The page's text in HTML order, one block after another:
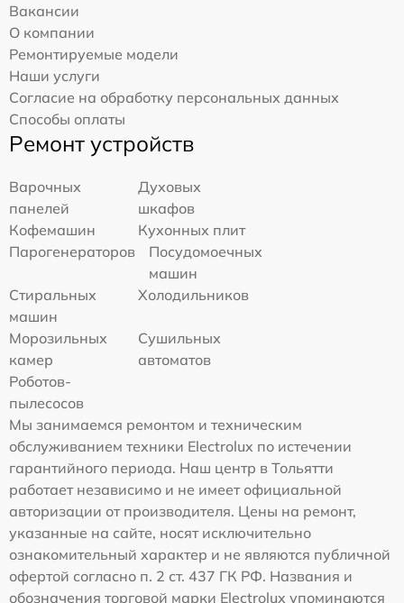
Вакансии
О компании
Ремонтируемые модели
Наши услуги
Согласие на обработку персональных данных
Способы оплаты
Ремонт устройств
Варочных
панелей
Духовых
шкафов
Кофемашин
Кухонных плит
Парогенераторов
Посудомоечных
машин
Стиральных
машин
Холодильников
Морозильных
камер
Сушильных
автоматов
Роботов-
пылесосов
Мы занимаемся ремонтом и техническим
обслуживанием техники Electrolux по истечении
гарантийного периода. Наш центр в Тольятти
работает независимо и не имеет официальной
авторизации от производителя. Цены на ремонт,
указанные на сайте, носят исключительно
ознакомительный характер и не являются публичной
офертой согласно п. 2 ст. 437 ГК РФ. Названия и
обозначения торговой марки Electrolux упоминаются